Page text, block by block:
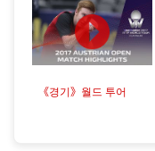
《경기》월드 투어